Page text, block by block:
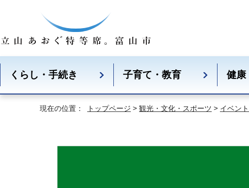
くらし・手続き 子育て・教育 健康
現在の位置： トップページ > 観光・文化・スポーツ > イベン